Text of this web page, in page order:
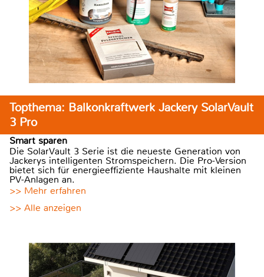
Topthema: Balkonkraftwerk Jackery SolarVault
3 Pro
Smart sparen
Die SolarVault 3 Serie ist die neueste Generation von
Jackerys intelligenten Stromspeichern. Die Pro-Version
bietet sich für energieeffiziente Haushalte mit kleinen
PV-Anlagen an.
>> Mehr erfahren
>> Alle anzeigen